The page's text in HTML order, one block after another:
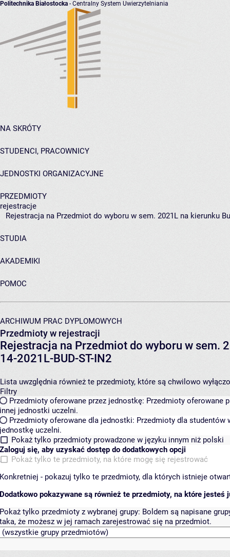
Politechnika Białostocka - Centralny System Uwierzytelniania
NA SKRÓTY
STUDENCI, PRACOWNICY
JEDNOSTKI ORGANIZACYJNE
PRZEDMIOTY
rejestracje
Rejestracja na Przedmiot do wyboru w sem. 2021L na kierunku
STUDIA
AKADEMIKI
POMOC
ARCHIWUM PRAC DYPLOMOWYCH
Przedmioty w rejestracji
Rejestracja na Przedmiot do wyboru w sem.
14-2021L-BUD-ST-IN2
Lista uwzględnia również te przedmioty, które są chwilowo
Filtry
Przedmioty oferowane przez jednostkę: Przedmioty oferowane
innej jednostki uczelni.
Przedmioty oferowane dla jednostki: Przedmioty dla studentów
jednostkę uczelni.
Pokaż tylko przedmioty prowadzone w języku innym niż polski
Zaloguj się, aby uzyskać dostęp do dodatkowych opcji
Pokaż tylko te przedmioty, na które mogę się rejestrować
Konkretniej - pokazuj tylko te przedmioty, dla których istnieje
Dodatkowo pokazywane są również te przedmioty, na które jesteś
Pokaż tylko przedmioty z wybranej grupy: Boldem są napisane
taka, że możesz w jej ramach zarejestrować się na przedmiot.